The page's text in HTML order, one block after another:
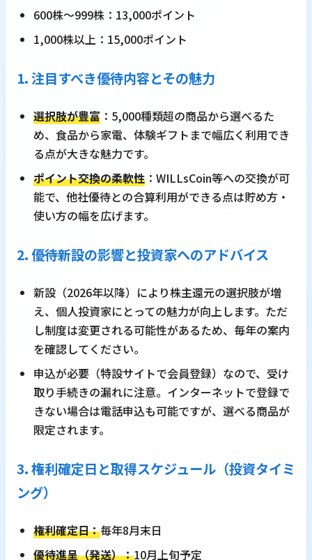
600株～999株：13,000ポイント
1,000株以上：15,000ポイント
1. 注目すべき優待内容とその魅力
選択肢が豊富 ：5,000種類超の商品から選べるた
め、食品から家電、体験ギフトまで幅広く利用でき
る点が大きな魅力です。
ポイント交換の柔軟性 ：WILLsCoin等への交換が可
能で、他社優待との合算利用ができる点は貯め方・
使い方の幅を広げます。
2. 優待新設の影響と投資家へのアドバイス
新設（2026年以降）により株主還元の選択肢が増
え、個人投資家にとっての魅力が向上します。ただ
し制度は変更される可能性があるため、毎年の案内
を確認してください。
申込が必要（特設サイトで会員登録）なので、受け
取り手続きの漏れに注意。インターネットで登録で
きない場合は電話申込も可能ですが、選べる商品が
限定されます。
3. 権利確定日と取得スケジュール（投資タイミ
ング）
権利確定日：毎年8月末日
優待進呈（発送）：10月上旬予定